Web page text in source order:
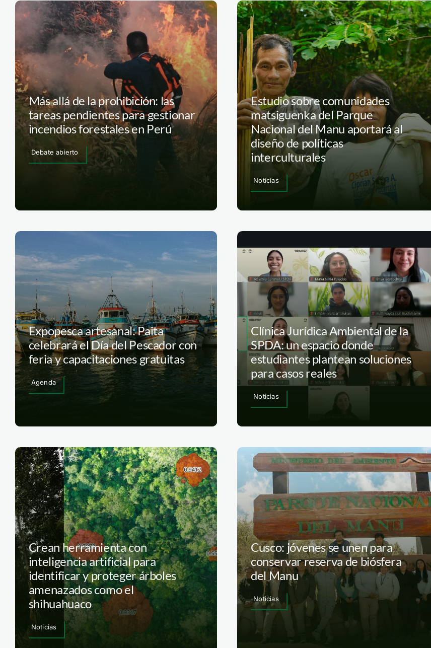
Más allá de la prohibición: las
tareas pendientes para gestionar
incendios forestales en Perú
Debate abierto
Estudio sobre comunidades
matsiguenka del Parque
Nacional del Manu aportará al
diseño de políticas
interculturales
Noticias
Expopesca artesanal: Paita
celebrará el Día del Pescador con
feria y capacitaciones gratuitas
Agenda
Clínica Jurídica Ambiental de la
SPDA: un espacio donde
estudiantes plantean soluciones
para casos reales
Noticias
Crean herramienta con
inteligencia artificial para
identificar y proteger árboles
amenazados como el
shihuahuaco
Noticias
Cusco: jóvenes se unen para
conservar reserva de biósfera
del Manu
Noticias